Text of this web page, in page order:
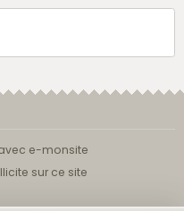
e-monsite
sur ce site